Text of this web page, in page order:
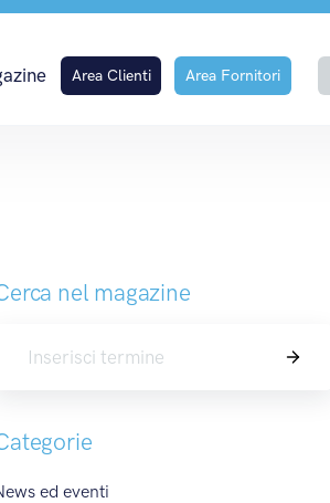
Area Clienti Area Fornitori
nel magazine
Cerca
ed eventi